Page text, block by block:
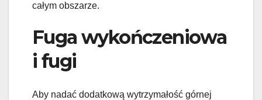
całym obszarze.
Fuga wykończeniowa
i fugi
Aby nadać dodatkową wytrzymałość górnej